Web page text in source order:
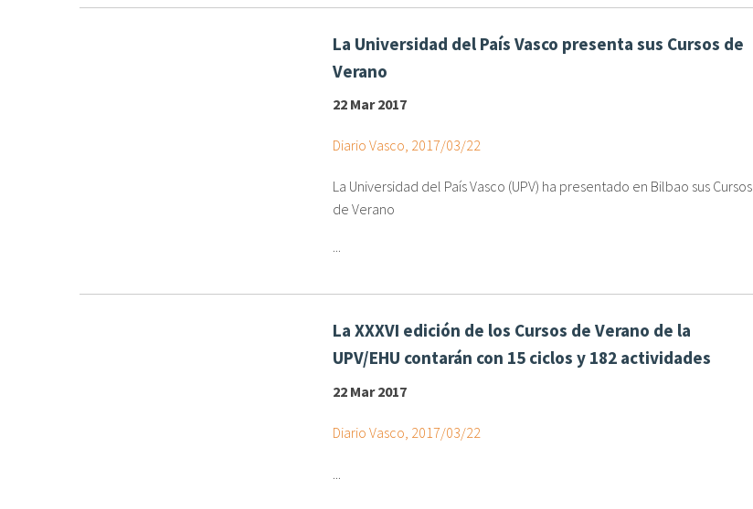
La Universidad del País Vasco presenta sus Cursos de
Verano
22 Mar 2017
Diario Vasco, 2017/03/22
La Universidad del País Vasco (UPV) ha presentado en Bilbao sus Cursos
de Verano
...
La XXXVI edición de los Cursos de Verano de la
UPV/EHU contarán con 15 ciclos y 182 actividades
22 Mar 2017
Diario Vasco, 2017/03/22